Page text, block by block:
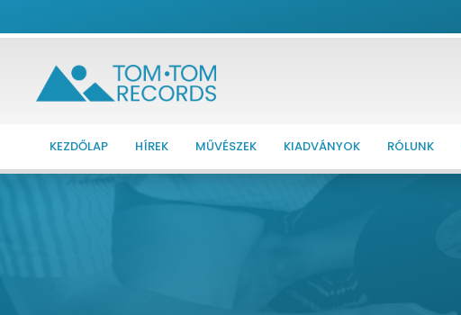
KEZDŐLAP HÍREK MŰVÉSZEK KIADVÁNYOK RÓLUNK